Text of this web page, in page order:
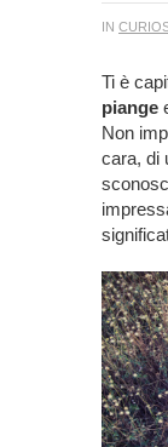
IN
Ti è
piange
Non
cara, di